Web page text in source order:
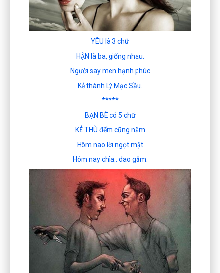
YÊU là 3 chữ
HẬN là ba, giống nhau.
Người say men hạnh phúc
Kẻ thành Lý Mạc Sầu.
*****
BẠN BÈ có 5 chữ
KẺ THÙ đếm cũng năm
Hôm nao lời ngọt mật
Hôm nay chìa.. dao găm.